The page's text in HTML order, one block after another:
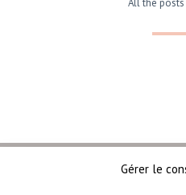
Gérer le
All the